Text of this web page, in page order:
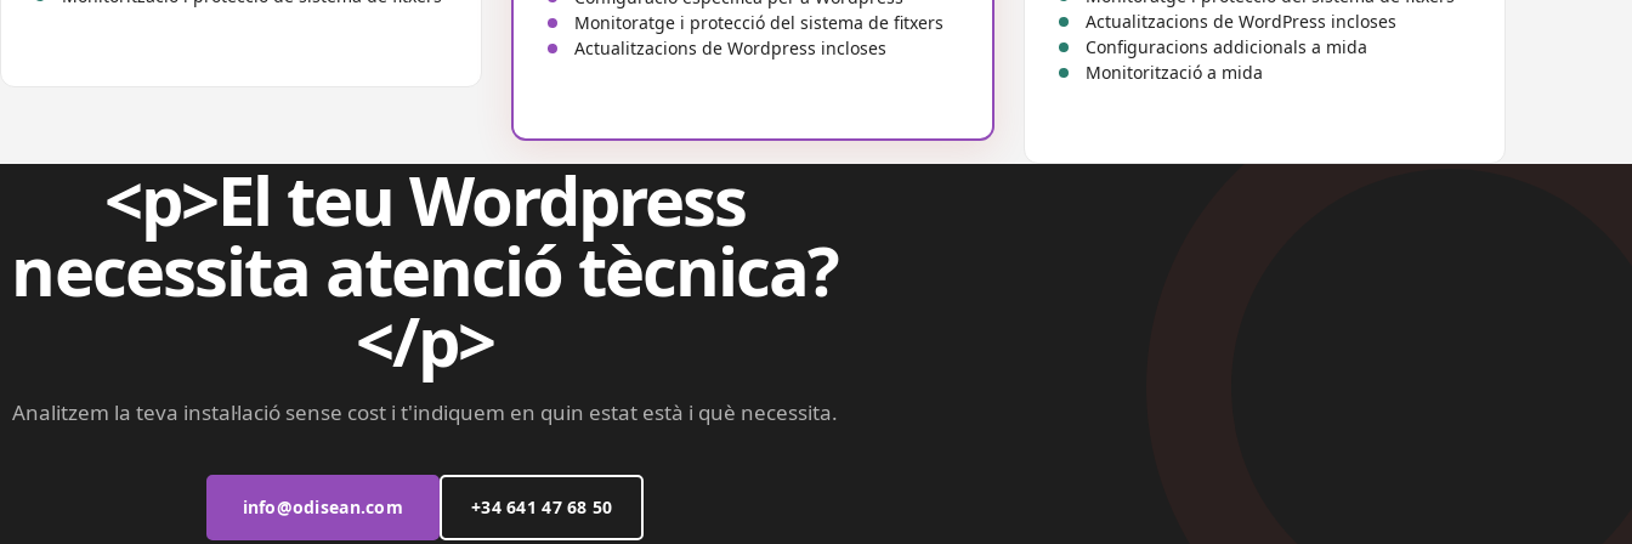
Monitoratge i protecció del sistema de fitxers
Actualitzacions de Wordpress incloses
Actualitzacions de WordPress incloses
Configuracions addicionals a mida
Monitorització a mida
<p>El teu Wordpress
necessita atenció tècnica?
</p>
Analitzem la teva instal·lació sense cost i t'indiquem en quin estat està i què necessita.
info@odisean.com +34 641 47 68 50